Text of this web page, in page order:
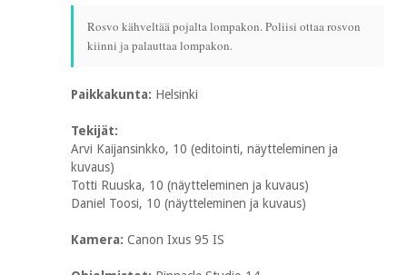
Rosvo kähveltää pojalta lompakon. Poliisi ottaa rosvon
kiinni ja palauttaa lompakon.
Paikkakunta: Helsinki
Tekijät:
Arvi Kaijansinkko, 10 (editointi, näytteleminen ja
kuvaus)
Totti Ruuska, 10 (näytteleminen ja kuvaus)
Daniel Toosi, 10 (näytteleminen ja kuvaus)
Kamera: Canon Ixus 95 IS